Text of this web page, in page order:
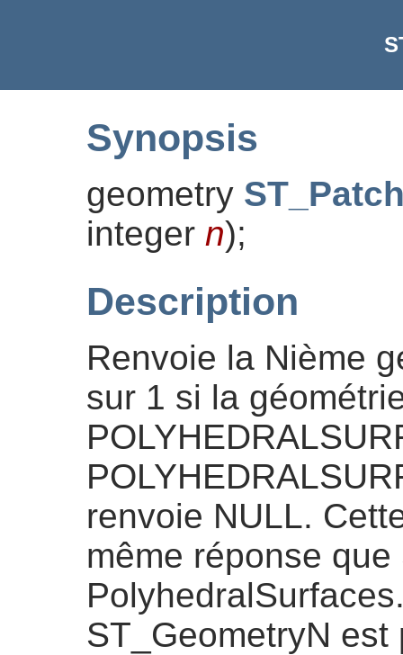
Synopsis
geometry
integer n);
Description
Renvoie la Nième
sur 1 si la
renvoie NULL.
même réponse
ST_GeometryN est